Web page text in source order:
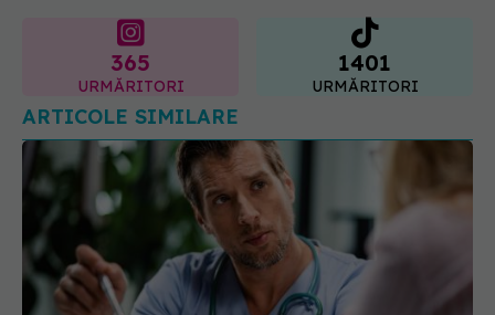
365
URMĂRITORI
1401
URMĂRITORI
ARTICOLE SIMILARE